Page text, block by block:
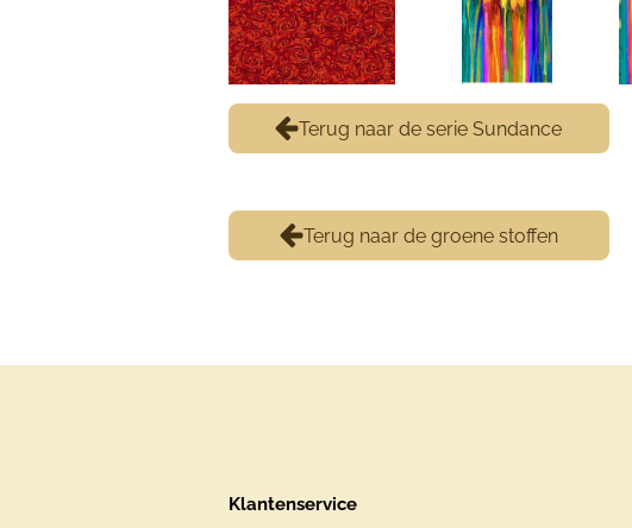
Terug naar de serie Sundance
Terug naar de groene stoffen
Klantenservice